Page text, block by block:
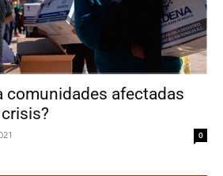
comunidades afectadas
0